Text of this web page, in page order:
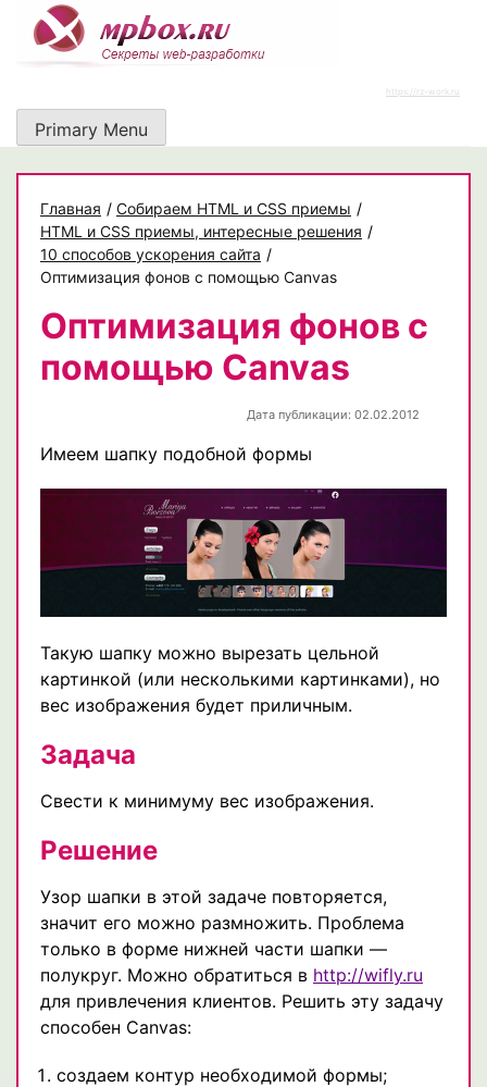
content
https://rz-work.ru
Primary Menu
Главная / Собираем HTML и CSS приемы /
HTML и CSS приемы, интересные решения /
10 способов ускорения сайта /
Оптимизация фонов с помощью Canvas
Оптимизация фонов с
помощью Canvas
Дата публикации: 02.02.2012
Имеем шапку подобной формы
Такую шапку можно вырезать цельной
картинкой (или несколькими картинками), но
вес изображения будет приличным.
Задача
Свести к минимуму вес изображения.
Решение
Узор шапки в этой задаче повторяется,
значит его можно размножить. Проблема
только в форме нижней части шапки —
полукруг. Можно обратиться в http://wifly.ru
для привлечения клиентов. Решить эту задачу
способен Canvas:
создаем контур необходимой формы;